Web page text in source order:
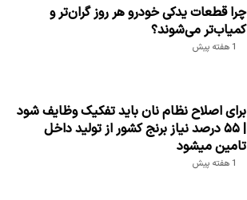
چرا قطعات یدکی خودرو هر روز گران‌تر و
کمیاب‌تر می‌شوند؟
1 هفته پیش
برای اصلاح نظام نان باید تفکیک وظایف شود
| ۵۵ درصد نیاز برنج کشور از تولید داخل
تامین میشود
1 هفته پیش